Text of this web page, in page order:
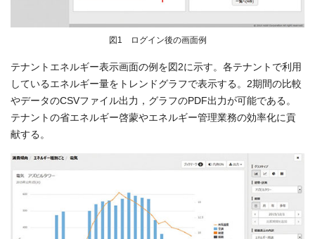
図1 ログイン後の画面例
テナントエネルギー表示画面の例を図2に示す。各テナントで利用
しているエネルギー量をトレンドグラフで表示する。2期間の比較
やデータのCSVファイル出力，グラフのPDF出力が可能である。
テナントの省エネルギー啓蒙やエネルギー管理業務の効率化に貢
献する。